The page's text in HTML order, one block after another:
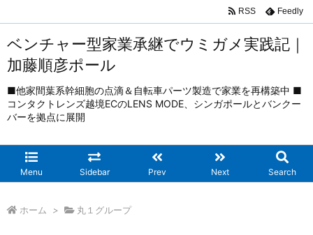
ベンチャー型家業承継でウミガメ実践記｜
加藤順彦ポール
■他家間葉系幹細胞の点滴＆自転車パーツ製造で家業を再構築中 ■
コンタクトレンズ越境ECのLENS MODE、シンガポールとバンクー
バーを拠点に展開
Menu Sidebar Prev Next Search
RSS Feedly
ホーム > 丸１グループ